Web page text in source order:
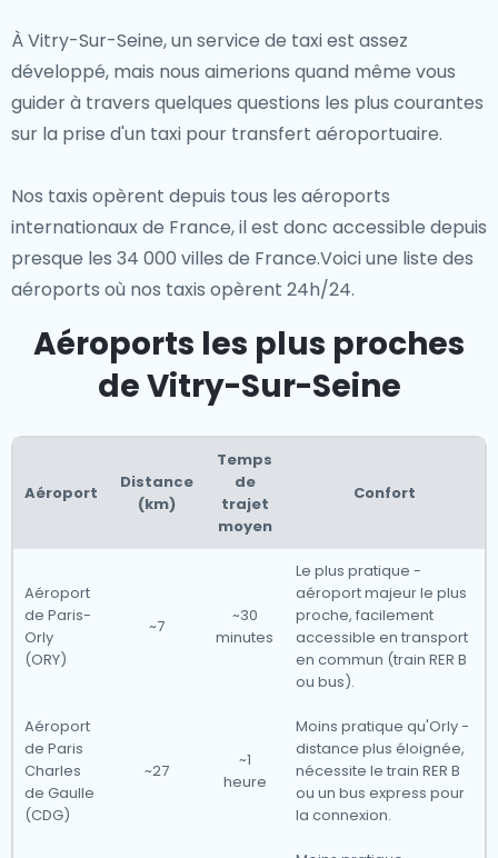
À Vitry-Sur-Seine, un service de taxi est assez
développé, mais nous aimerions quand même vous
guider à travers quelques questions les plus courantes
sur la prise d'un taxi pour transfert aéroportuaire.
Nos taxis opèrent depuis tous les aéroports
internationaux de France, il est donc accessible depuis
presque les 34 000 villes de France.Voici une liste des
aéroports où nos taxis opèrent 24h/24.
Aéroports les plus proches
de Vitry-Sur-Seine
Aéroport
Distance
(km)
Temps
de
trajet
moyen
Confort
Aéroport
de Paris-
Orly
(ORY)
~7
~30
minutes
Le plus pratique -
aéroport majeur le plus
proche, facilement
accessible en transport
en commun (train RER B
ou bus).
Aéroport
de Paris
Charles
de Gaulle
(CDG)
~27
~1
heure
Moins pratique qu'Orly -
distance plus éloignée,
nécessite le train RER B
ou un bus express pour
la connexion.